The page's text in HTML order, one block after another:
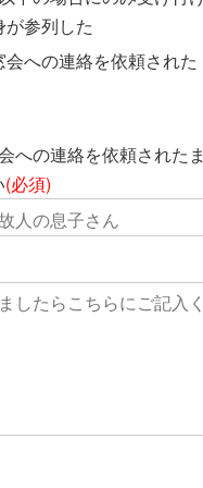
参列した
会への連絡を依頼された
への連絡を依頼された
(必須)